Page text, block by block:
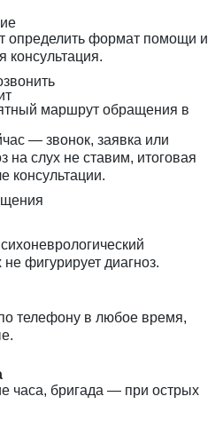
определить формат помощи и
консультация.
маршрут обращения в
— звонок, заявка или
на слух не ставим, итоговая
консультации.
фигурирует диагноз.
телефону в любое время,
часа, бригада — при острых